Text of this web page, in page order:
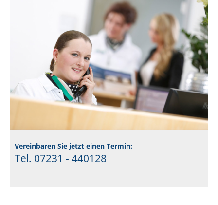
Vereinbaren Sie jetzt einen Termin:
Tel. 07231 - 440128